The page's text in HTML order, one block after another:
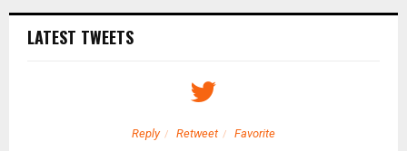
LATEST TWEETS
Reply Retweet Favorite